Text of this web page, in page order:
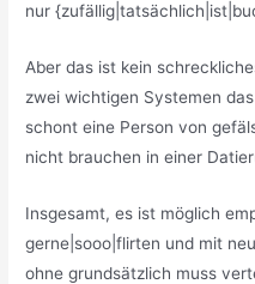
nur
Aber das ist kein
zwei wichtigen Systemen
schont eine Person von
nicht brauchen in einer
Insgesamt, es ist möglich
gerne|sooo|flirten und mit
ohne grundsätzlich muss